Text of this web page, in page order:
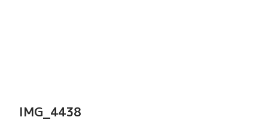
IMG_4438